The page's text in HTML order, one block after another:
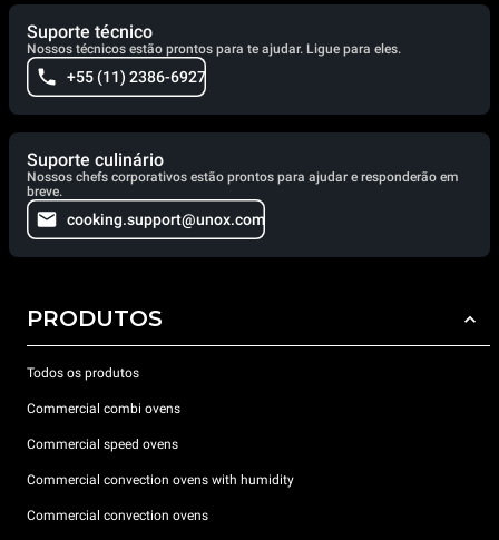
Suporte técnico
Nossos técnicos estão prontos para te ajudar. Ligue para eles.
+55 (11) 2386-6927
Suporte culinário
Nossos chefs corporativos estão prontos para ajudar e responderão em
breve.
cooking.support@unox.com
PRODUTOS
Todos os produtos
Commercial combi ovens
Commercial speed ovens
Commercial convection ovens with humidity
Commercial convection ovens